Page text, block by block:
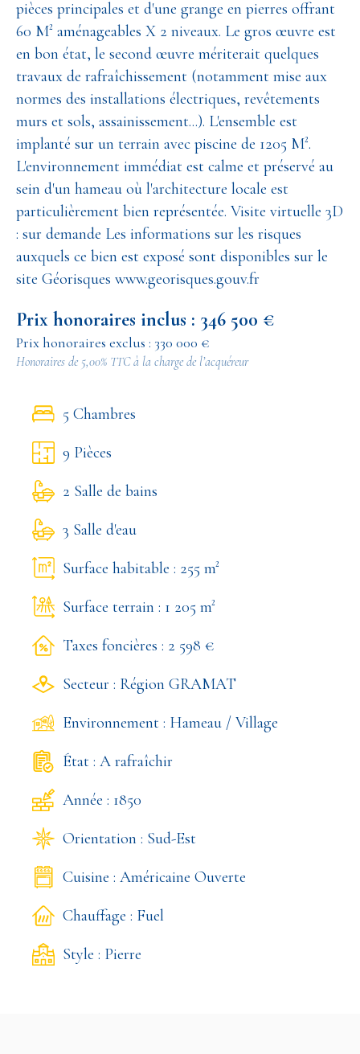
pièces principales et d'une grange en pierres offrant
60 M² aménageables X 2 niveaux. Le gros œuvre est
en bon état, le second œuvre mériterait quelques
travaux de rafraîchissement (notamment mise aux
normes des installations électriques, revêtements
murs et sols, assainissement...). L'ensemble est
implanté sur un terrain avec piscine de 1205 M².
L'environnement immédiat est calme et préservé au
sein d'un hameau où l'architecture locale est
particulièrement bien représentée. Visite virtuelle 3D
: sur demande Les informations sur les risques
auxquels ce bien est exposé sont disponibles sur le
site Géorisques www.georisques.gouv.fr
Prix honoraires inclus : 346 500 €
Prix honoraires exclus : 330 000 €
Honoraires de 5,00% TTC à la charge de l’acquéreur
5 Chambres
9 Pièces
2 Salle de bains
3 Salle d'eau
Surface habitable : 255 m²
Surface terrain : 1 205 m²
Taxes foncières : 2 598 €
Secteur : Région GRAMAT
Environnement : Hameau / Village
État : A rafraîchir
Année : 1850
Orientation : Sud-Est
Cuisine : Américaine Ouverte
Chauffage : Fuel
Style : Pierre